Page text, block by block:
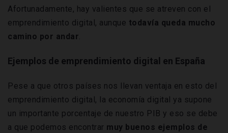
Afortunadamente, hay valientes que se atreven con el
emprendimiento digital, aunque todavía queda mucho
camino por andar.
Ejemplos de emprendimiento digital en España
Pese a que otros países nos llevan ventaja en esto del
emprendimiento digital, la economía digital ya supone
un importante porcentaje de nuestro PIB y eso se debe
a que podemos encontrar muy buenos ejemplos de